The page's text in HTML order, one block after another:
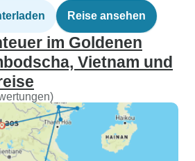
Reise ansehen
im Goldenen
Vietnam und